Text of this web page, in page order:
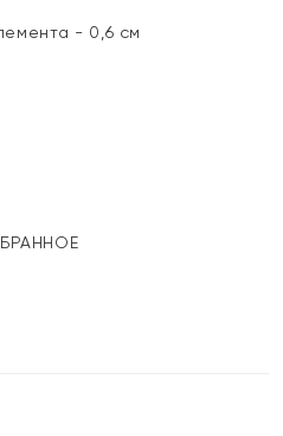
- 0,6 см